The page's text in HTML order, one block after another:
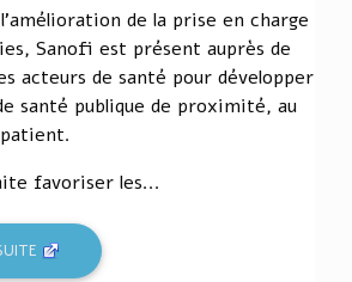
l'amélioration de la prise en charge
Sanofi est présent auprès de
acteurs de santé pour développer
santé publique de proximité, au
favoriser les...